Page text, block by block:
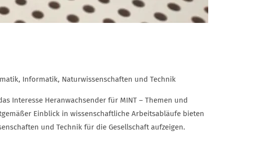
Vorheriges Element
Informatik, Naturwissenschaften und Technik
Interesse Heranwachsender für MINT – Themen und
Einblick in wissenschaftliche Arbeitsabläufe bieten
und Technik für die Gesellschaft aufzeigen.